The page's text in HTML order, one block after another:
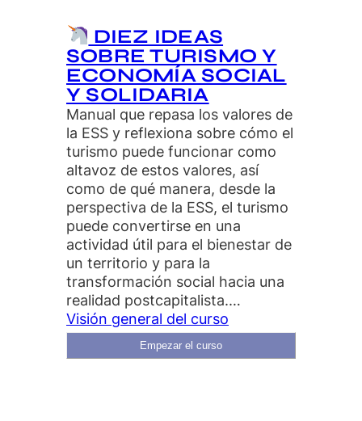
DIEZ IDEAS
SOBRE TURISMO Y
ECONOMÍA SOCIAL
Y SOLIDARIA
Manual que repasa los valores de
la ESS y reflexiona sobre cómo el
turismo puede funcionar como
altavoz de estos valores, así
como de qué manera, desde la
perspectiva de la ESS, el turismo
puede convertirse en una
actividad útil para el bienestar de
un territorio y para la
transformación social hacia una
realidad postcapitalista.…
Visión general del curso
Empezar el curso